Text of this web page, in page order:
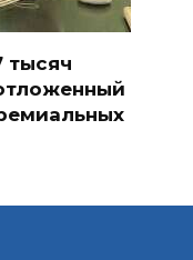
тысяч